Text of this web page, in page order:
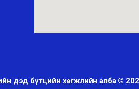
дэд бүтцийн хөгжлийн алба ©